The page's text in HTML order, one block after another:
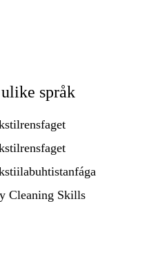
språk
Cleaning Skills